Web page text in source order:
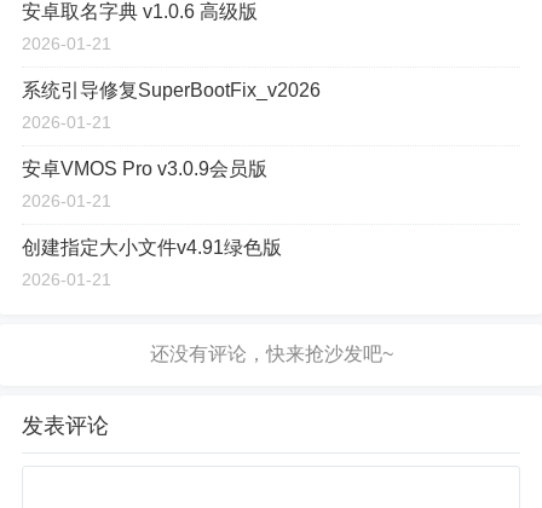
安卓取名字典 v1.0.6 高级版
2026-01-21
系统引导修复SuperBootFix_v2026
2026-01-21
安卓VMOS Pro v3.0.9会员版
2026-01-21
创建指定大小文件v4.91绿色版
2026-01-21
发表评论